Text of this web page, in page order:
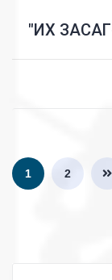
"ИХ
1 2